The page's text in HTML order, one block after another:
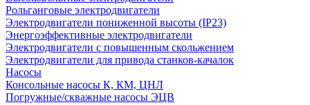
Рольганговые электродвигатели
Электродвигатели пониженной высоты (IP23)
Энергоэффективные электродвигатели
Электродвигатели с повышенным скольжением
Электродвигатели для привода станков-качалок
Насосы
Консольные насосы К, КМ, ЦНЛ
Погружные/скважные насосы ЭЦВ